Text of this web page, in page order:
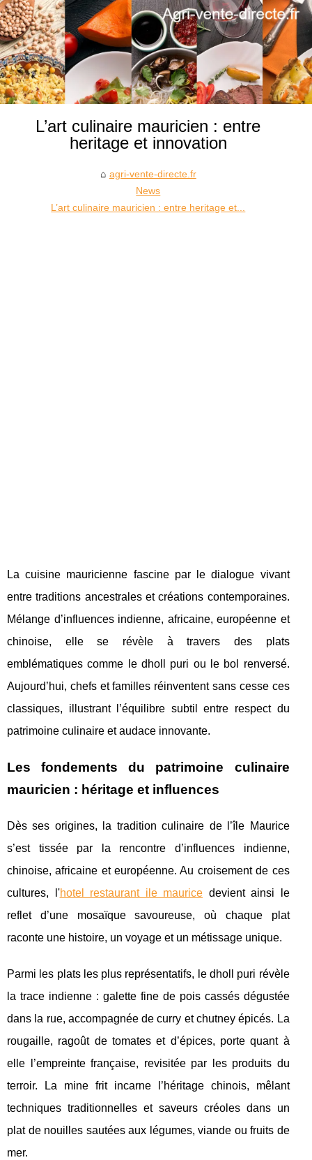
L’art culinaire mauricien : entre
heritage et innovation
agri-vente-directe.fr
News
L’art culinaire mauricien : entre heritage et...
La cuisine mauricienne fascine par le dialogue vivant
entre traditions ancestrales et créations contemporaines.
Mélange d’influences indienne, africaine, européenne et
chinoise, elle se révèle à travers des plats
emblématiques comme le dholl puri ou le bol renversé.
Aujourd’hui, chefs et familles réinventent sans cesse ces
classiques, illustrant l’équilibre subtil entre respect du
patrimoine culinaire et audace innovante.
Les fondements du patrimoine culinaire
mauricien : héritage et influences
Dès ses origines, la tradition culinaire de l’île Maurice
s’est tissée par la rencontre d’influences indienne,
chinoise, africaine et européenne. Au croisement de ces
cultures, l'hotel restaurant ile maurice devient ainsi le
reflet d’une mosaïquesavoureuse, où chaque plat
raconte une histoire, un voyage et un métissage unique.
Parmi les plats les plus représentatifs, le dholl puri révèle
la trace indienne : galette fine de pois cassés dégustée
dans la rue, accompagnée de curry et chutney épicés. La
rougaille, ragoût de tomates et d’épices, porte quant à
elle l’empreinte française, revisitée par les produits du
terroir. La mine frit incarne l’héritage chinois, mêlant
techniques traditionnelles et saveurs créoles dans un
plat de nouilles sautées aux légumes, viande ou fruits de
mer.